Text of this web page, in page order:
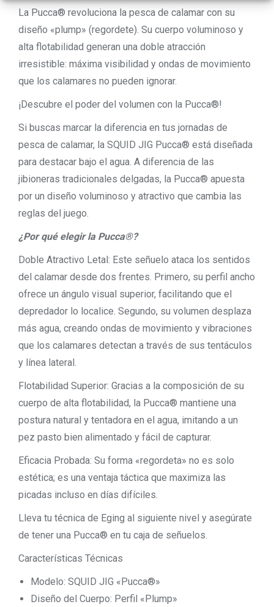
La Pucca® revoluciona la pesca de calamar con su
diseño «plump» (regordete). Su cuerpo voluminoso y
alta flotabilidad generan una doble atracción
irresistible: máxima visibilidad y ondas de movimiento
que los calamares no pueden ignorar.
¡Descubre el poder del volumen con la Pucca®!
Si buscas marcar la diferencia en tus jornadas de
pesca de calamar, la SQUID JIG Pucca® está diseñada
para destacar bajo el agua. A diferencia de las
jibioneras tradicionales delgadas, la Pucca® apuesta
por un diseño voluminoso y atractivo que cambia las
reglas del juego.
¿Por qué elegir la Pucca®?
Doble Atractivo Letal: Este señuelo ataca los sentidos
del calamar desde dos frentes. Primero, su perfil ancho
ofrece un ángulo visual superior, facilitando que el
depredador lo localice. Segundo, su volumen desplaza
más agua, creando ondas de movimiento y vibraciones
que los calamares detectan a través de sus tentáculos
y línea lateral.
Flotabilidad Superior: Gracias a la composición de su
cuerpo de alta flotabilidad, la Pucca® mantiene una
postura natural y tentadora en el agua, imitando a un
pez pasto bien alimentado y fácil de capturar.
Eficacia Probada: Su forma «regordeta» no es solo
estética; es una ventaja táctica que maximiza las
picadas incluso en días difíciles.
Lleva tu técnica de Eging al siguiente nivel y asegúrate
de tener una Pucca® en tu caja de señuelos.
Características Técnicas
Modelo: SQUID JIG «Pucca®»
Diseño del Cuerpo: Perfil «Plump»